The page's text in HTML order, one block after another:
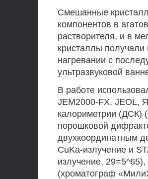
Смешанные
компонентов в
растворителя, и в
кристаллы получали
нагревании с
ультразвуковой
В работе
JEM2000-FX, JEOL,
калориметрии (ДСК)
порошковой
двухкоординатным
CuKa-излучение и
излучение,
(хроматограф